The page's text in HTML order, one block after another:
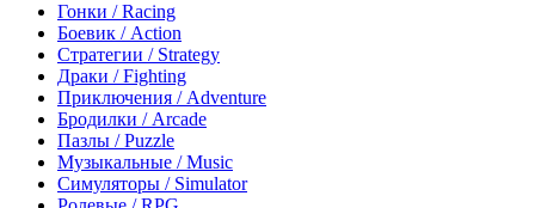
Гонки / Racing
Боевик / Action
Стратегии / Strategy
Драки / Fighting
Приключения / Adventure
Бродилки / Arcade
Пазлы / Puzzle
Музыкальные / Music
Симуляторы / Simulator